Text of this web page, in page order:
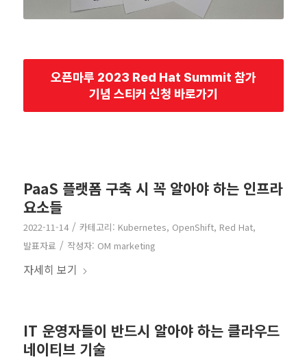
오픈마루 2023 Red Hat Summit 참가
기념 스티커 신청 바로가기
PaaS 플랫폼 구축 시 꼭 알아야 하는 인프라
요소들
2022-11-14 / 카테고리: Kubernetes, OpenShift, Red Hat,
발표자료 / 작성자: OM marketing
자세히 보기
IT 운영자들이 반드시 알아야 하는 클라우드
네이티브 기술